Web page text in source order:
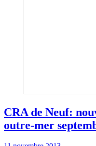
CRA de Neuf:
outre-mer